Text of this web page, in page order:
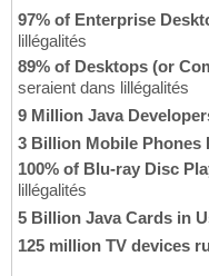
97% of Enterprise
lillégalités
89% of Desktops (or
seraient dans lillégalités
9 Million Java
3 Billion Mobile Phones
100% of Blu-ray Disc
lillégalités
5 Billion Java Cards in
125 million TV devices